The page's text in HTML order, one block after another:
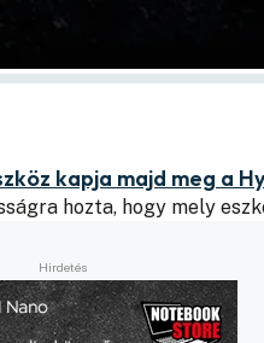
kapja majd meg a
hozta, hogy mely